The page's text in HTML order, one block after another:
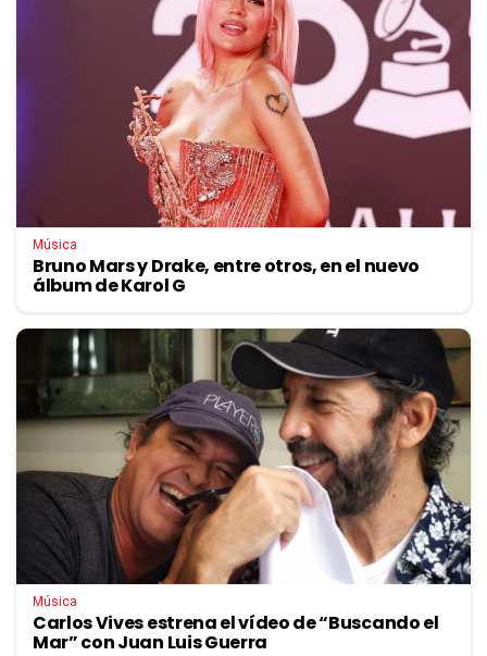
Música
Bruno Mars y Drake, entre otros, en el nuevo
álbum de Karol G
Música
Carlos Vives estrena el vídeo de “Buscando el
Mar” con Juan Luis Guerra